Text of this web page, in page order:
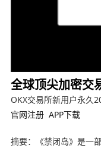
全球顶尖加密交
OKX交易所新用户永久
官网注册 APP下载
摘要：《禁闭岛》是一